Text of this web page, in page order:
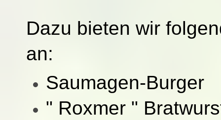
Dazu bieten wir
an:
Saumagen-Burger
" Roxmer "